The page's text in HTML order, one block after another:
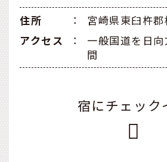
住所
：
宮崎県東臼杵
アクセス
：
一般国道を日
間
宿にチェック